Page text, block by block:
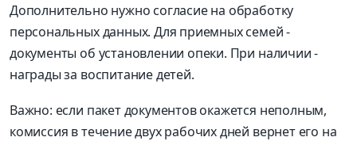
Дополнительно нужно согласие на обработку
персональных данных. Для приемных семей -
документы об установлении опеки. При наличии -
награды за воспитание детей.
Важно: если пакет документов окажется неполным,
комиссия в течение двух рабочих дней вернет его на